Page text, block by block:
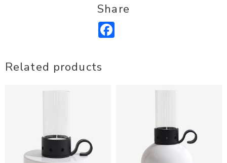
Share
Related products